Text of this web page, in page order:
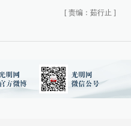
[ 责编：茹行止 ]